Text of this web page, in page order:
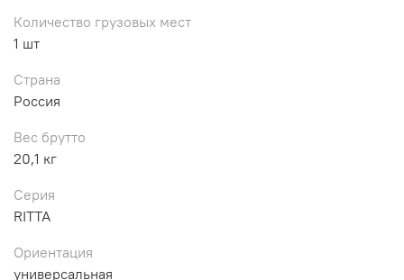
Количество грузовых мест
1 шт
Страна
Россия
Вес брутто
20,1 кг
Серия
RITTA
Ориентация
универсальная